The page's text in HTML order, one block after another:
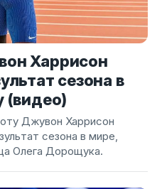
Харрисон
сезона в
(видео)
Джувон Харрисон
сезона в мире,
Олега Дорощука.